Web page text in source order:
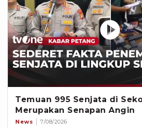
Temuan 995 Senjata di
Merupakan Senapan Angin
News 7/08/2026